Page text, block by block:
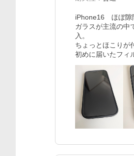
iPhone16　ほぼ隙
ガラスが主流の中
入。
ちょっとほこりが
初めに届いたフィ